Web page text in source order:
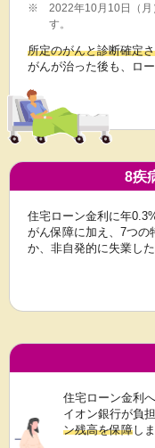
住宅ローン金利
イオン銀行が負
ン残高を保障し
※
2022年10月10日（
す。
所定のがんと診断確定
がんが治った後も、ロ
8疾
住宅ローン金利に年
がん保障に加え、7つの
か、非自発的に失業し